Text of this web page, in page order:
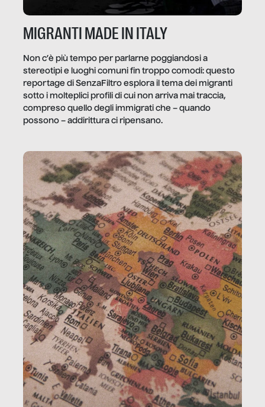
MIGRANTI MADE IN ITALY
Non c’è più tempo per parlarne poggiandosi a
stereotipi e luoghi comuni fin troppo comodi: questo
reportage di SenzaFiltro esplora il tema dei migranti
sotto i molteplici profili di cui non arriva mai traccia,
compreso quello degli immigrati che – quando
possono – addirittura ci ripensano.